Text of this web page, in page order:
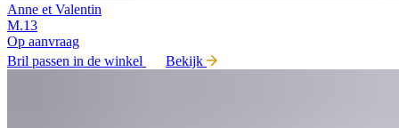
Anne et Valentin
M.13
Op aanvraag
Bril passen in de winkel
Bekijk